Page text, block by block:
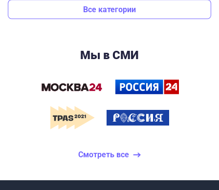
Все категории
Мы в СМИ
Смотреть все